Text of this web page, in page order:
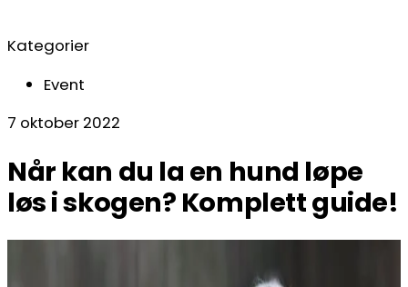
Kategorier
Event
7 oktober 2022
Når kan du la en hund løpe
løs i skogen? Komplett guide!